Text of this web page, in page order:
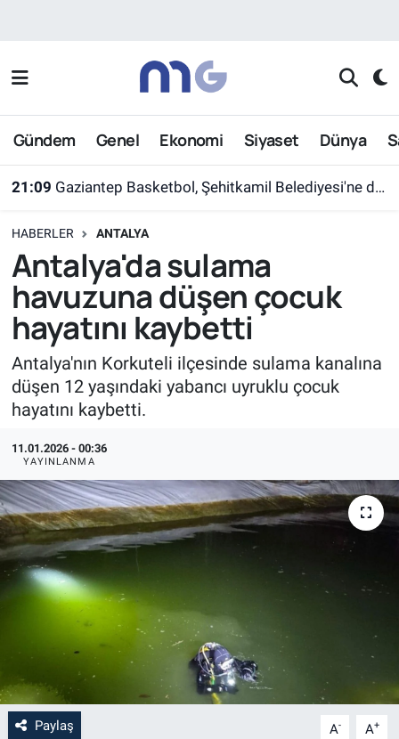
Gündem Genel Ekonomi Siyaset Dünya
21:09 Gaziantep Basketbol, Şehitkamil Belediyesi'ne devredildi
HABERLER ANTALYA
Antalya'da sulama
havuzuna düşen çocuk
hayatını kaybetti
Antalya'nın Korkuteli ilçesinde sulama kanalına
düşen 12 yaşındaki yabancı uyruklu çocuk
hayatını kaybetti.
11.01.2026 - 00:36
YAYINLANMA
Paylaş A- A+
Nöbetçi Eczaneler
Hava Durumu
Süper Lig Puan Durumu ve Fikstür
Tüm Manşetler
Son Dakika Haberleri
Haber Arşivi